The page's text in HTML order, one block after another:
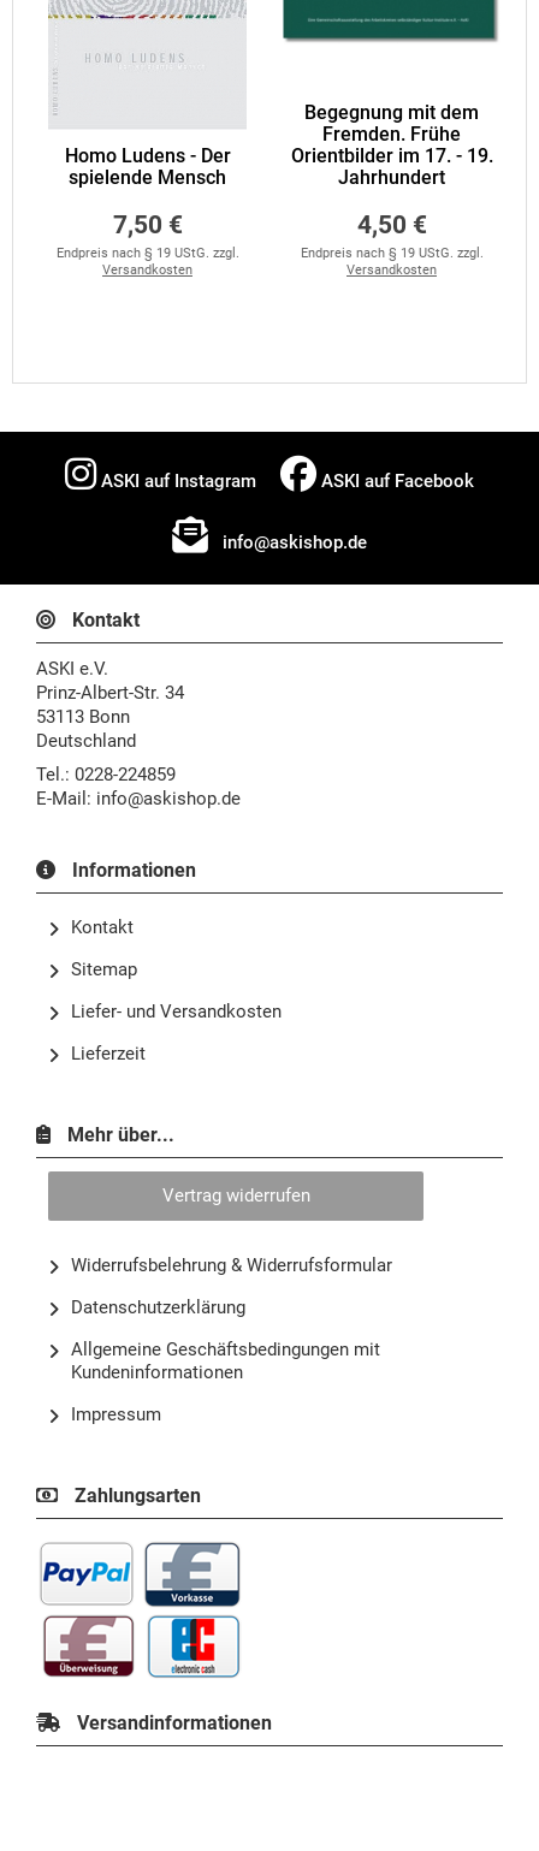
Homo Ludens - Der
spielende Mensch
7,50 €
Endpreis nach § 19 UStG. zzgl.
Versandkosten
Begegnung mit dem
Fremden. Frühe
Orientbilder im 17. - 19.
Jahrhundert
4,50 €
Endpreis nach § 19 UStG. zzgl.
Versandkosten
ASKI auf Instagram ASKI auf Facebook
info@askishop.de
Kontakt
ASKI e.V.
Prinz-Albert-Str. 34
53113 Bonn
Deutschland
Tel.: 0228-224859
E-Mail: info@askishop.de
Informationen
Kontakt
Sitemap
Liefer- und Versandkosten
Lieferzeit
Mehr über...
Vertrag widerrufen
Widerrufsbelehrung & Widerrufsformular
Datenschutzerklärung
Allgemeine Geschäftsbedingungen mit
Kundeninformationen
Impressum
Zahlungsarten
Versandinformationen